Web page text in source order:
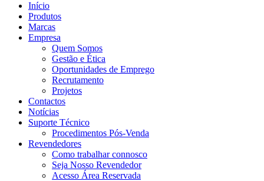
Início
Produtos
Marcas
Empresa
Quem Somos
Gestão e Ética
Oportunidades de Emprego
Recrutamento
Projetos
Contactos
Notícias
Suporte Técnico
Procedimentos Pós-Venda
Revendedores
Como trabalhar connosco
Seja Nosso Revendedor
Acesso Área Reservada